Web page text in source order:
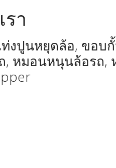
า
ท่งปูนหยุดล้อ, ขอ
, หมอนหนุนล้อรถ